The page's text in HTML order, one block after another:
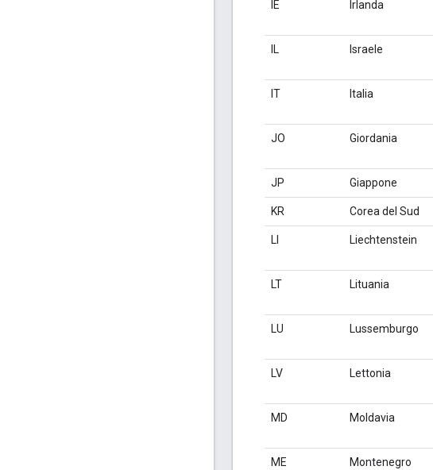
IE Irlanda
IL Israele
IT Italia
JO Giordania
JP Giappone
KR Corea del Sud
LI Liechtenstein
LT Lituania
LU Lussemburgo
LV Lettonia
MD Moldavia
ME Montenegro